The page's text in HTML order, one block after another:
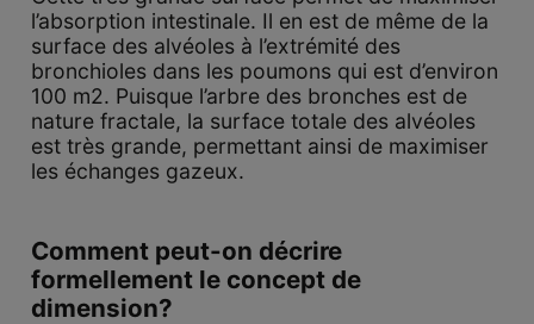
l’absorption intestinale. Il en est de même de la
surface des alvéoles à l’extrémité des
bronchioles dans les poumons qui est d’environ
100 m2. Puisque l’arbre des bronches est de
nature fractale, la surface totale des alvéoles
est très grande, permettant ainsi de maximiser
les échanges gazeux.
Comment peut-on décrire
formellement le concept de
dimension?